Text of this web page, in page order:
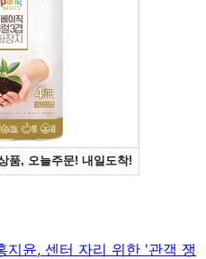
지윤, 센터 자리 위한 '관객 쟁